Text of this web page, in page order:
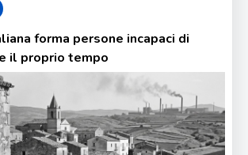
forma persone incapaci di
il proprio tempo